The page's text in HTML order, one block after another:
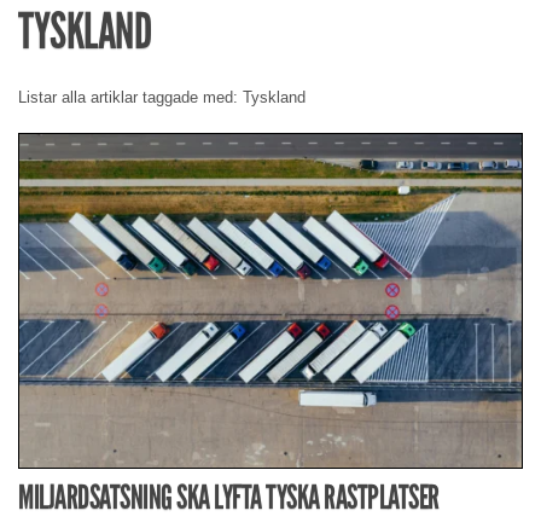
TYSKLAND
Listar alla artiklar taggade med: Tyskland
MILJARDSATSNING SKA LYFTA TYSKA RASTPLATSER